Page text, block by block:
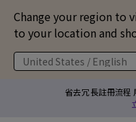
Change your region to
to your location and
United States / English
省去冗長註冊流程